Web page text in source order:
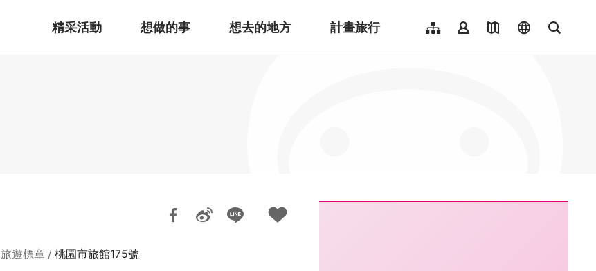
精采活動 想做的事 想去的地方 計畫旅行
網站導覽會員登入地圖導覽language全文檢
旅遊標章 桃園市旅館175號
:::